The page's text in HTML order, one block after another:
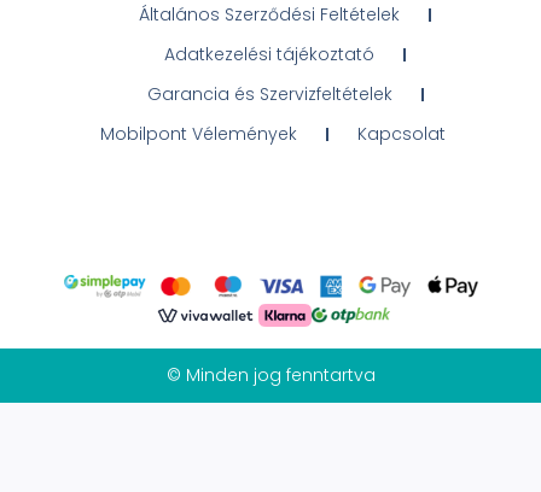
Általános Szerződési Feltételek
Adatkezelési tájékoztató
Garancia és Szervizfeltételek
Mobilpont Vélemények
Kapcsolat
© Minden jog fenntartva